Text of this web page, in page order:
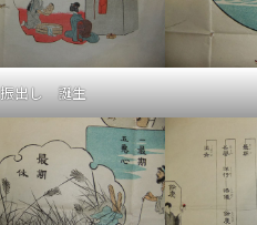
振出し 誕生